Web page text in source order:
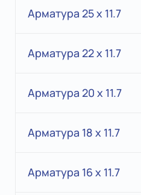
Арматура 25 x 11.7
Арматура 22 x 11.7
Арматура 20 x 11.7
Арматура 18 x 11.7
Арматура 16 x 11.7